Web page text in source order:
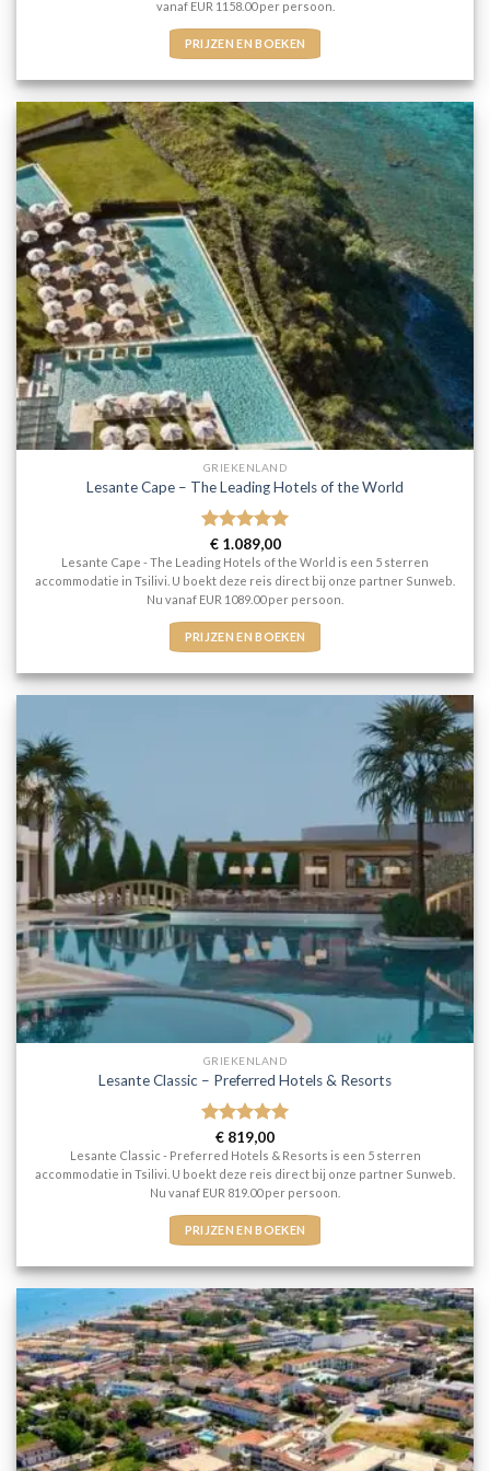
vanaf EUR 1158.00 per persoon.
PRIJZEN EN BOEKEN
GRIEKENLAND
Lesante Cape – The Leading Hotels of the World
Gewaardeerd
5uit 5
€1.089,00
Lesante Cape - The Leading Hotels of the World is een 5 sterren
accommodatie in Tsilivi. U boekt deze reis direct bij onze partner Sunweb.
Nu vanaf EUR 1089.00 per persoon.
PRIJZEN EN BOEKEN
GRIEKENLAND
Lesante Classic – Preferred Hotels & Resorts
Gewaardeerd
5uit 5
€ 819,00
Lesante Classic - Preferred Hotels & Resorts is een 5 sterren
accommodatie in Tsilivi. U boekt deze reis direct bij onze partner Sunweb.
Nu vanaf EUR 819.00 per persoon.
PRIJZEN EN BOEKEN